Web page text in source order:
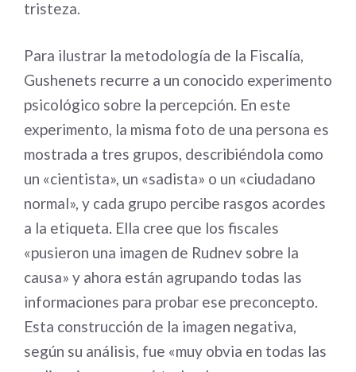
tristeza.
Para ilustrar la metodología de la Fiscalía,
Gushenets recurre a un conocido experimento
psicológico sobre la percepción. En este
experimento, la misma foto de una persona es
mostrada a tres grupos, describiéndola como
un «cientista», un «sadista» o un «ciudadano
normal», y cada grupo percibe rasgos acordes
a la etiqueta. Ella cree que los fiscales
«pusieron una imagen de Rudnev sobre la
causa» y ahora están agrupando todas las
informaciones para probar ese preconcepto.
Esta construcción de la imagen negativa,
según su análisis, fue «muy obvia en todas las